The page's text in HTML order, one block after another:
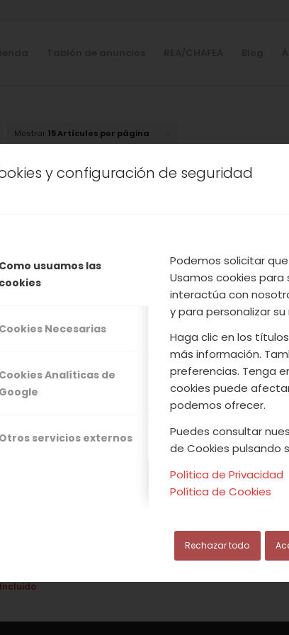
y configuración de seguridad
Como usuamos las
cookies
Cookies Necesarias
Cookies Analíticas de
Google
Otros servicios externos
Podemos solicitar
Usamos cookies
interactúa con
y para personalizar
Haga clic en los
más información.
preferencias. Tenga
cookies puede
podemos ofrecer.
Puedes consultar
de Cookies pulsando
Política de Privacidad
Política de Cookies
Rechazar todo
Mostrar 15 Artículos por página